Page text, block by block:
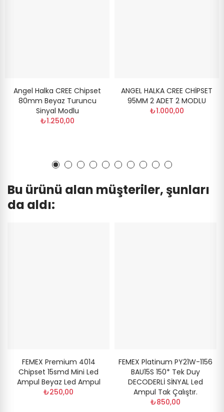
Angel Halka CREE Chipset
80mm Beyaz Turuncu
Sinyal Modlu
₺1.250,00
ANGEL HALKA CREE CHİPSET
95MM 2 ADET 2 MODLU
₺1.000,00
Bu ürünü alan müşteriler, şunları
da aldı:
FEMEX Premium 4014
Chipset 15smd Mini Led
Ampul Beyaz Led Ampul
₺250,00
FEMEX Platinum PY21W-1156
BAU15S 150* Tek Duy
DECODERLİ SİNYAL Led
Ampul Tak Çalıştır.
₺850,00